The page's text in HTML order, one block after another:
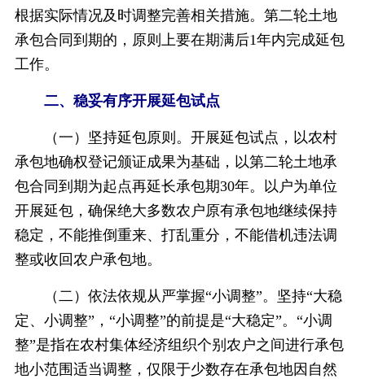
根据实际情况及时调整完善相关措施。第二轮土地
承包合同到期的，原则上要在期满后1年内完成延包
工作。
二、稳妥有序开展延包试点
（一）坚持延包原则。开展延包试点，以农村
承包地确权登记颁证成果为基础，以第二轮土地承
包合同到期为起点再延长承包期30年。以户为单位
开展延包，确保绝大多数农户原有承包地继续保持
稳定，不能推倒重来、打乱重分，不能借机违法调
整或收回农户承包地。
（二）依法依规从严掌握“小调整”。坚持“大稳
定、小调整”，“小调整”的前提是“大稳定”。“小调
整”是指在农村集体经济组织个别农户之间进行承包
地小范围适当调整，仅限于少数存在承包地因自然